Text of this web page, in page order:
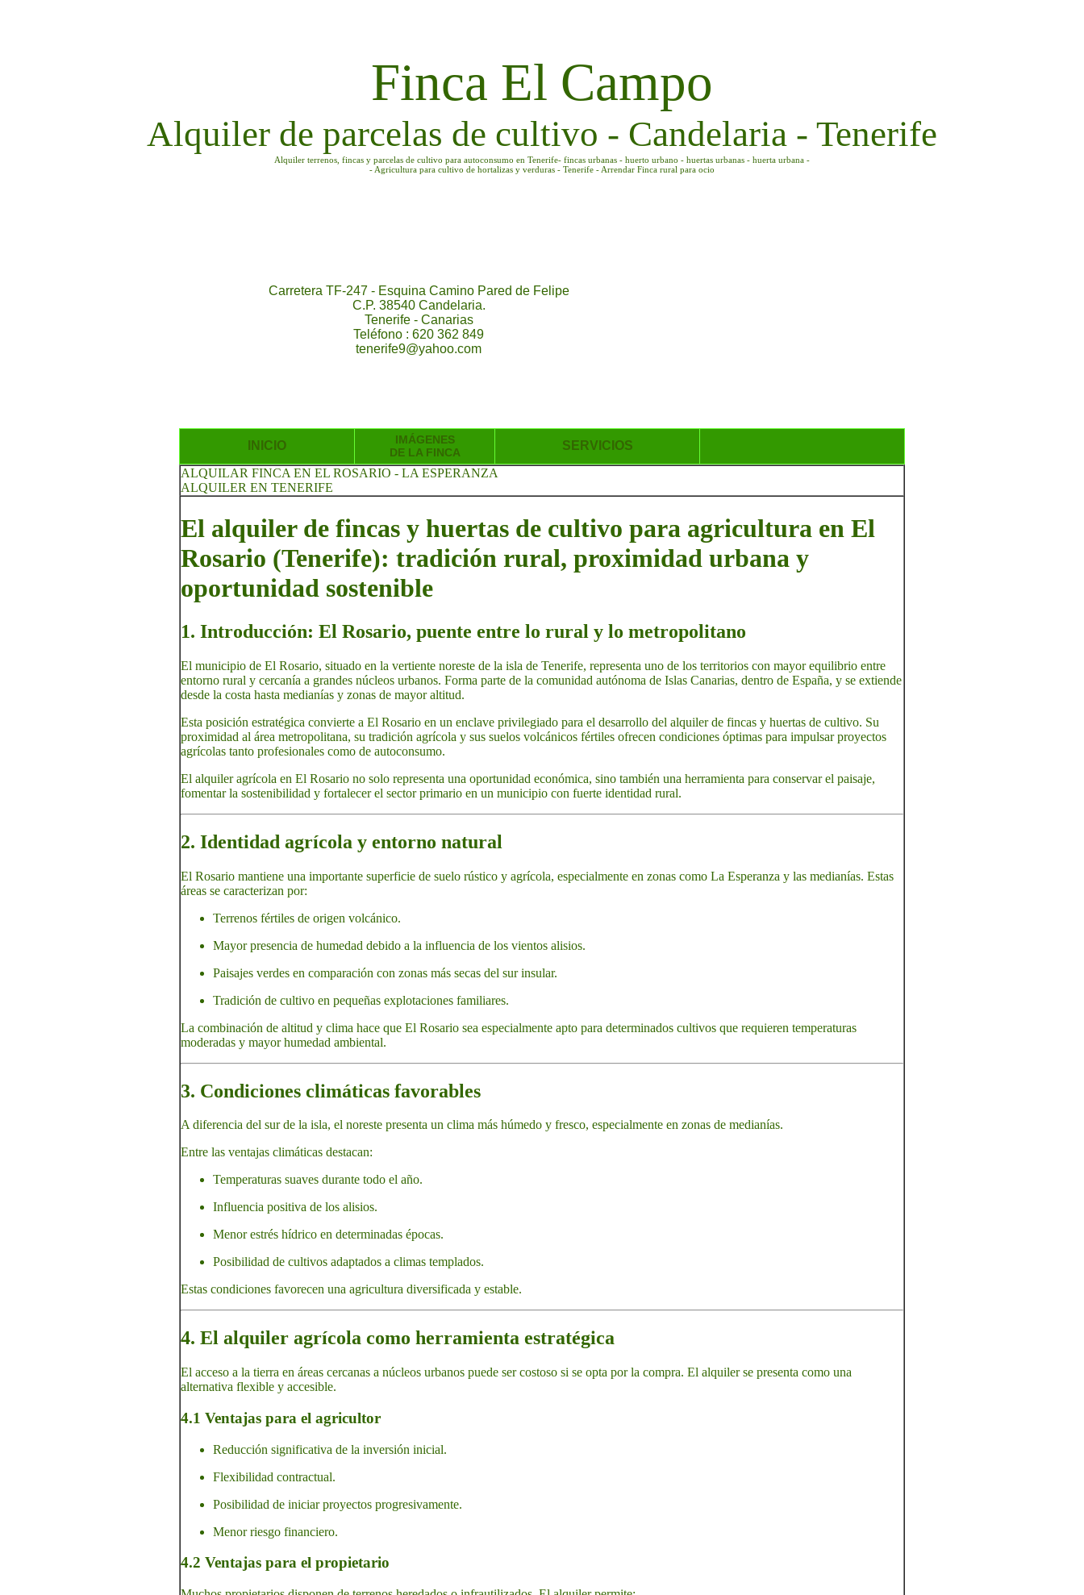
Finca El Campo
Alquiler de parcelas de cultivo - Candelaria - Tenerife
Alquiler terrenos, fincas y parcelas de cultivo para autoconsumo en Tenerife- fincas urbanas - huerto urbano - huertas urbanas - huerta urbana -
- Agricultura para cultivo de hortalizas y verduras - Tenerife - Arrendar Finca rural para ocio
Carretera TF-247 - Esquina Camino Pared de Felipe
C.P. 38540 Candelaria.
Tenerife - Canarias
Teléfono : 620 362 849
tenerife9@yahoo.com
INICIO
IMÁGENES
DE LA FINCA
SERVICIOS
ALQUILAR FINCA EN EL ROSARIO - LA ESPERANZA
ALQUILER EN TENERIFE
El alquiler de fincas y huertas de cultivo para agricultura en El
Rosario (Tenerife): tradición rural, proximidad urbana y
oportunidad sostenible
1. Introducción: El Rosario, puente entre lo rural y lo metropolitano
El municipio de El Rosario, situado en la vertiente noreste de la isla de Tenerife, representa uno de los territorios con mayor equilibrio entre
entorno rural y cercanía a grandes núcleos urbanos. Forma parte de la comunidad autónoma de Islas Canarias, dentro de España, y se extiende
desde la costa hasta medianías y zonas de mayor altitud.
Esta posición estratégica convierte a El Rosario en un enclave privilegiado para el desarrollo del alquiler de fincas y huertas de cultivo. Su
proximidad al área metropolitana, su tradición agrícola y sus suelos volcánicos fértiles ofrecen condiciones óptimas para impulsar proyectos
agrícolas tanto profesionales como de autoconsumo.
El alquiler agrícola en El Rosario no solo representa una oportunidad económica, sino también una herramienta para conservar el paisaje,
fomentar la sostenibilidad y fortalecer el sector primario en un municipio con fuerte identidad rural.
2. Identidad agrícola y entorno natural
El Rosario mantiene una importante superficie de suelo rústico y agrícola, especialmente en zonas como La Esperanza y las medianías. Estas
áreas se caracterizan por:
Terrenos fértiles de origen volcánico.
Mayor presencia de humedad debido a la influencia de los vientos alisios.
Paisajes verdes en comparación con zonas más secas del sur insular.
Tradición de cultivo en pequeñas explotaciones familiares.
La combinación de altitud y clima hace que El Rosario sea especialmente apto para determinados cultivos que requieren temperaturas
moderadas y mayor humedad ambiental.
3. Condiciones climáticas favorables
A diferencia del sur de la isla, el noreste presenta un clima más húmedo y fresco, especialmente en zonas de medianías.
Entre las ventajas climáticas destacan:
Temperaturas suaves durante todo el año.
Influencia positiva de los alisios.
Menor estrés hídrico en determinadas épocas.
Posibilidad de cultivos adaptados a climas templados.
Estas condiciones favorecen una agricultura diversificada y estable.
4. El alquiler agrícola como herramienta estratégica
El acceso a la tierra en áreas cercanas a núcleos urbanos puede ser costoso si se opta por la compra. El alquiler se presenta como una
alternativa flexible y accesible.
4.1 Ventajas para el agricultor
Reducción significativa de la inversión inicial.
Flexibilidad contractual.
Posibilidad de iniciar proyectos progresivamente.
Menor riesgo financiero.
4.2 Ventajas para el propietario